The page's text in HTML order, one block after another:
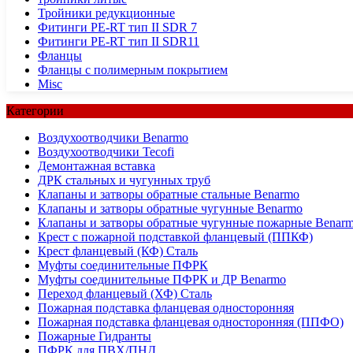
Тройники редукционные
Фитинги PE-RT тип II SDR 7
Фитинги PE-RT тип II SDR11
Фланцы
Фланцы с полимерным покрытием
Misc
Категории
Воздухоотводчики Benarmo
Воздухоотводчики Tecofi
Демонтажная вставка
ДРК стальных и чугунных труб
Клапаны и затворы обратные стальные Benarmo
Клапаны и затворы обратные чугунные Benarmo
Клапаны и затворы обратные чугунные пожарные
Крест с пожарной подставкой фланцевый (ППКФ)
Крест фланцевый (КФ) Сталь
Муфты соединительные ПФРК
Муфты соединительные ПФРК и ДР Benarmo
Переход фланцевый (ХФ) Сталь
Пожарная подставка фланцевая односторонняя
Пожарная подставка фланцевая односторонняя (ППФО)
Пожарные Гидранты
ПФРК для ПВХ/ПНД